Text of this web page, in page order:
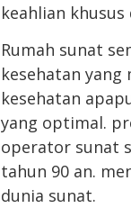
keahlian
Rumah sunat
kesehatan
kesehatan
yang optimal.
operator sunat
tahun 90 an.
dunia sunat.